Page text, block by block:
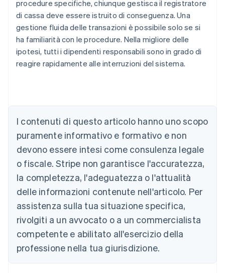
procedure specifiche, chiunque gestisca il registratore
di cassa deve essere istruito di conseguenza. Una
gestione fluida delle transazioni è possibile solo se si
ha familiarità con le procedure. Nella migliore delle
ipotesi, tutti i dipendenti responsabili sono in grado di
reagire rapidamente alle interruzioni del sistema.
I contenuti di questo articolo hanno uno scopo
puramente informativo e formativo e non
devono essere intesi come consulenza legale
o fiscale. Stripe non garantisce l'accuratezza,
la completezza, l'adeguatezza o l'attualità
delle informazioni contenute nell'articolo. Per
assistenza sulla tua situazione specifica,
rivolgiti a un avvocato o a un commercialista
competente e abilitato all'esercizio della
professione nella tua giurisdizione.
English
DeutschEnglish
Belgio
Nederlands Français English
Brasile
PortuguêsEnglish
Bulgaria
Canada
EnglishFrançais
Cina continentale
简体中文English
Cipro